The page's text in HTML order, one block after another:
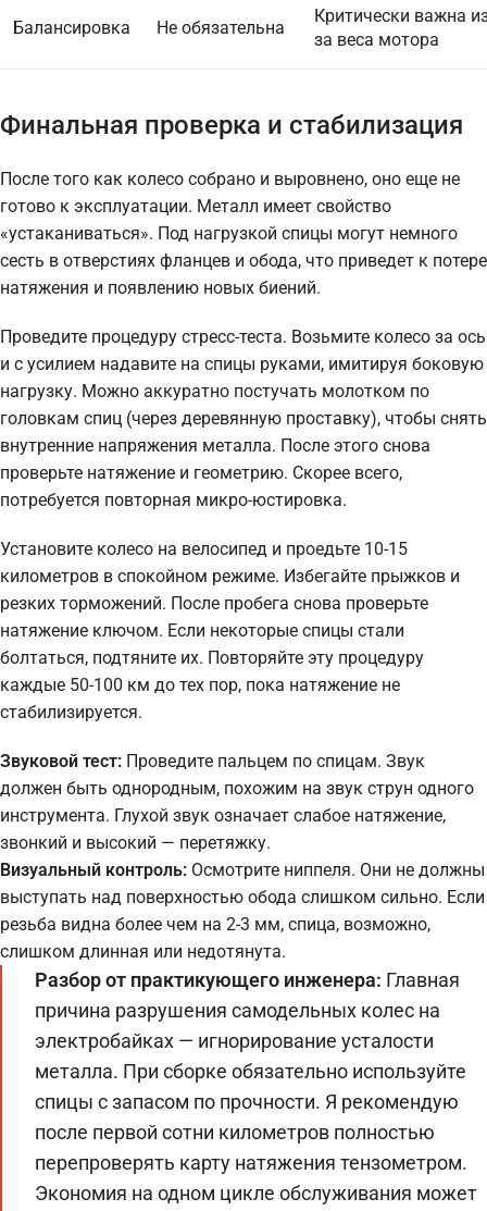
Балансировка Не обязательна
Критически важна
за веса мотора
Финальная проверка и стабилизация
После того как колесо собрано и выровнено, оно еще не
готово к эксплуатации. Металл имеет свойство
«устаканиваться». Под нагрузкой спицы могут немного
сесть в отверстиях фланцев и обода, что приведет к потере
натяжения и появлению новых биений.
Проведите процедуру стресс-теста. Возьмите колесо за ось
и с усилием надавите на спицы руками, имитируя боковую
нагрузку. Можно аккуратно постучать молотком по
головкам спиц (через деревянную проставку), чтобы снять
внутренние напряжения металла. После этого снова
проверьте натяжение и геометрию. Скорее всего,
потребуется повторная микро-юстировка.
Установите колесо на велосипед и проедьте 10-15
километров в спокойном режиме. Избегайте прыжков и
резких торможений. После пробега снова проверьте
натяжение ключом. Если некоторые спицы стали
болтаться, подтяните их. Повторяйте эту процедуру
каждые 50-100 км до тех пор, пока натяжение не
стабилизируется.
Звуковой тест: Проведите пальцем по спицам. Звук
должен быть однородным, похожим на звук струн одного
инструмента. Глухой звук означает слабое натяжение,
звонкий и высокий — перетяжку.
Визуальный контроль: Осмотрите ниппеля. Они не должны
выступать над поверхностью обода слишком сильно. Если
резьба видна более чем на 2-3 мм, спица, возможно,
слишком длинная или недотянута.
Разбор от практикующего инженера: Главная
причина разрушения самодельных колес на
электробайках — игнорирование усталости
металла. При сборке обязательно используйте
спицы с запасом по прочности. Я рекомендую
после первой сотни километров полностью
перепроверять карту натяжения тензометром.
Экономия на одном цикле обслуживания может